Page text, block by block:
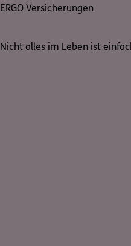
ERGO Versicherungen
Nicht alles im Leben ist